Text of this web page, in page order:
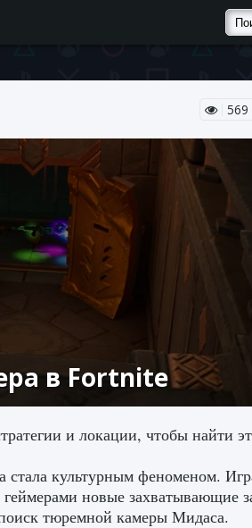
569
в Fortnite
и локации, чтобы найти
стала культурным феноменом.
новые захватывающие
тюремной камеры Мидаса.